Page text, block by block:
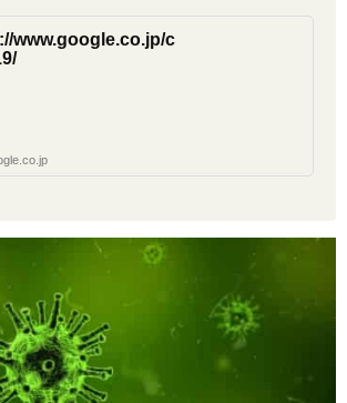
www.google.co.jp/c